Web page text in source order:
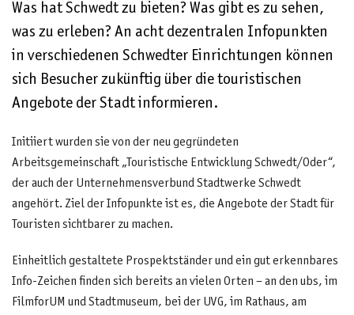
Was hat Schwedt zu bieten? Was gibt es zu sehen,
was zu erleben? An acht dezentralen Infopunkten
in verschiedenen Schwedter Einrichtungen können
sich Besucher zukünftig über die touristischen
Angebote der Stadt informieren.
Initiiert wurden sie von der neu gegründeten
Arbeitsgemeinschaft „Touristische Entwicklung Schwedt/Oder“,
der auch der Unternehmensverbund Stadtwerke Schwedt
angehört. Ziel der Infopunkte ist es, die Angebote der Stadt für
Touristen sichtbarer zu machen.
Einheitlich gestaltete Prospektständer und ein gut erkennbares
Info-Zeichen finden sich bereits an vielen Orten – an den ubs, im
FilmforUM und Stadtmuseum, bei der UVG, im Rathaus, am